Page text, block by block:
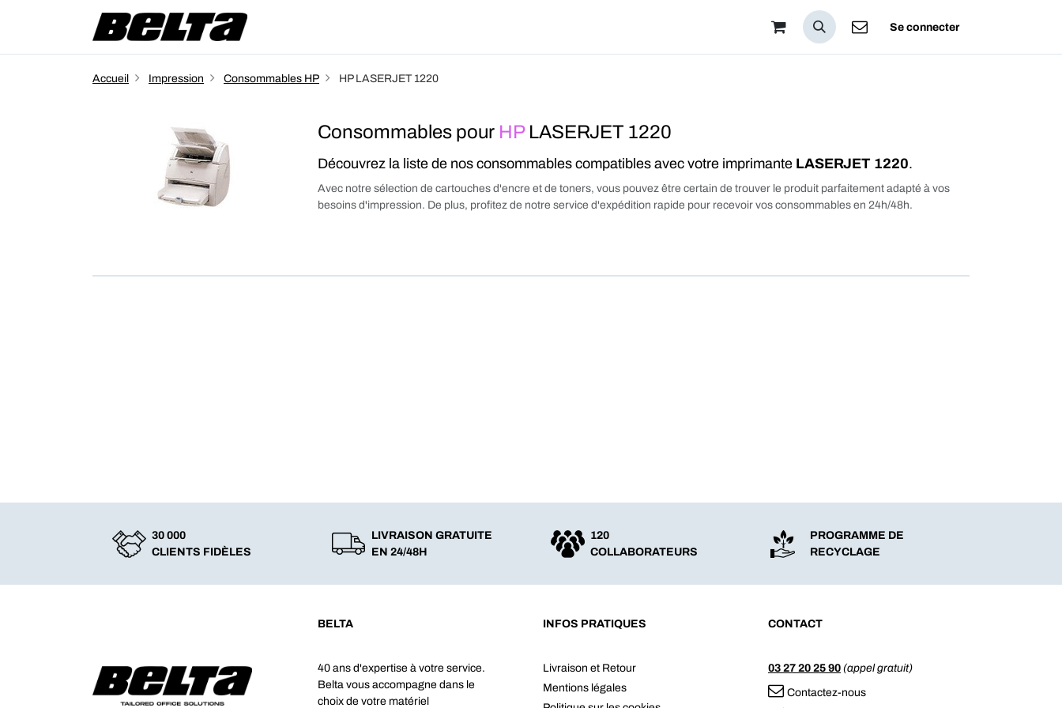
Se connecter
Accueil Impression Consommables HP HP LASERJET 1220
Consommables pour HP LASERJET 1220
Découvrez la liste de nos consommables compatibles avec votre imprimante LASERJET 1220.
Avec notre sélection de cartouches d'encre et de toners, vous pouvez être certain de trouver le produit parfaitement adapté à vos
besoins d'impression. De plus, profitez de notre service d'expédition rapide pour recevoir vos consommables en 24h/48h.
30 000
CLIENTS FIDÈLES
LIVRAISON GRATUITE
EN 24/48H
120
COLLABORATEURS
PROGRAMME DE
RECYCLAGE
BELTA
40 ans d'expertise à votre service.
Belta vous accompagne dans le
choix de votre matériel
INFOS PRATIQUES
Livraison et Retour
Mentions légales
CONTACT
03 27 20 25 90 (appel gratuit)
Contactez-nous